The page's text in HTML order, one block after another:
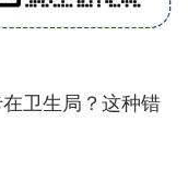
卫生局？这种错